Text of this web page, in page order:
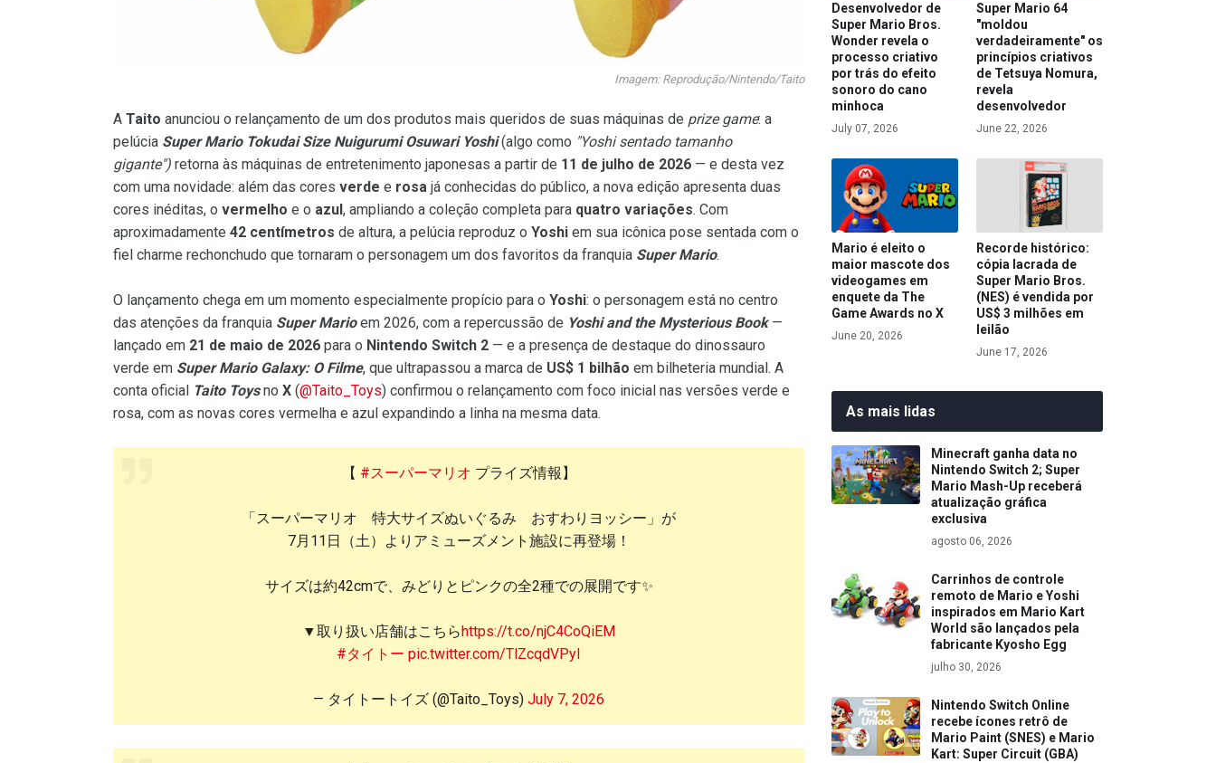
Imagem: Reprodução/Nintendo/Taito
A Taito anunciou o relançamento de um dos produtos mais queridos de suas máquinas de prize game: a
pelúcia Super Mario Tokudai Size Nuigurumi Osuwari Yoshi(algo como "Yoshi sentado tamanho
gigante") retorna às máquinas de entretenimento japonesas a partir de 11 de julho de 2026 — e desta vez
com uma novidade: além das cores verde e rosa já conhecidas do público, a nova edição apresenta duas
cores inéditas, o vermelho e o azul, ampliando a coleção completa para quatro variações. Com
aproximadamente 42 centímetros de altura, a pelúcia reproduz o Yoshi em sua icônica pose sentada com o
fiel charme rechonchudo que tornaram o personagem um dos favoritos da franquia Super Mario.
O lançamento chega em um momento especialmente propício para o Yoshi: o personagem está no centro
das atenções da franquia Super Marioem 2026, com a repercussão de Yoshi and the Mysterious Book—
lançado em 21 de maio de 2026 para o Nintendo Switch 2 — e a presença de destaque do dinossauro
verde em Super Mario Galaxy: O Filme, que ultrapassou a marca de US$ 1 bilhão em bilheteria mundial. A
conta oficial Taito Toysno X (@Taito_Toys) confirmou o relançamento com foco inicial nas versões verde e
rosa, com as novas cores vermelha e azul expandindo a linha na mesma data.
【 #スーパーマリオ プライズ情報】
「スーパーマリオ 特大サイズぬいぐるみ おすわりヨッシー」が
7月11日（土）よりアミューズメント施設に再登場！
サイズは約42cmで、みどりとピンクの全2種での展開です✨
▼取り扱い店舗はこちらhttps://t.co/njC4CoQiEM
#タイトー pic.twitter.com/TlZcqdVPyI
— タイトートイズ (@Taito_Toys) July 7, 2026
Desenvolvedor de
Super Mario Bros.
Wonder revela o
processo criativo
por trás do efeito
sonoro do cano
minhoca
July 07, 2026
Super Mario 64
"moldou
verdadeiramente" os
princípios criativos
de Tetsuya Nomura,
revela
desenvolvedor
June 22, 2026
Mario é eleito o
maior mascote dos
videogames em
enquete da The
Game Awards no X
June 20, 2026
Recorde histórico:
cópia lacrada de
Super Mario Bros.
(NES) é vendida por
US$ 3 milhões em
leilão
June 17, 2026
As mais lidas
Minecraft ganha data no
Nintendo Switch 2; Super
Mario Mash-Up receberá
atualização gráfica
exclusiva
agosto 06, 2026
Carrinhos de controle
remoto de Mario e Yoshi
inspirados em Mario Kart
World são lançados pela
fabricante Kyosho Egg
julho 30, 2026
Nintendo Switch Online
recebe ícones retrô de
Mario Paint (SNES) e Mario
Kart: Super Circuit (GBA)